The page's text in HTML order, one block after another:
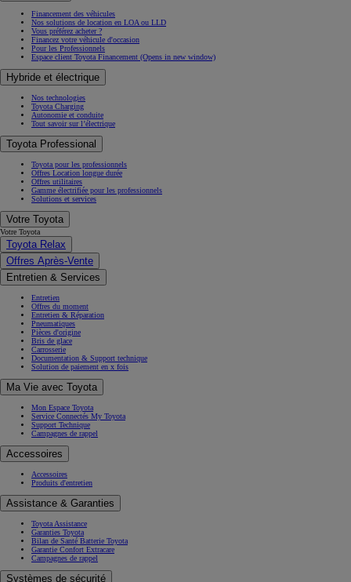
Financement des véhicules
Nos solutions de location en LOA ou LLD
Vous préférez acheter ?
Financez votre véhicule d'occasion
Pour les Professionnels
Espace client Toyota Financement (Opens in new window)
Hybride et électrique
Nos technologies
Toyota Charging
Autonomie et conduite
Tout savoir sur l’électrique
Toyota Professional
Toyota pour les professionnels
Offres Location longue durée
Offres utilitaires
Gamme électrifiée pour les professionnels
Solutions et services
Votre Toyota
Votre Toyota
Toyota Relax
Offres Après-Vente
Entretien & Services
Entretien
Offres du moment
Entretien & Réparation
Pneumatiques
Pièces d'origine
Bris de glace
Carrosserie
Documentation & Support technique
Solution de paiement en x fois
Ma Vie avec Toyota
Mon Espace Toyota
Service Connectés My Toyota
Support Technique
Campagnes de rappel
Accessoires
Accessoires
Produits d'entretien
Assistance & Garanties
Toyota Assistance
Garanties Toyota
Bilan de Santé Batterie Toyota
Garantie Confort Extracare
Campagnes de rappel
Systèmes de sécurité